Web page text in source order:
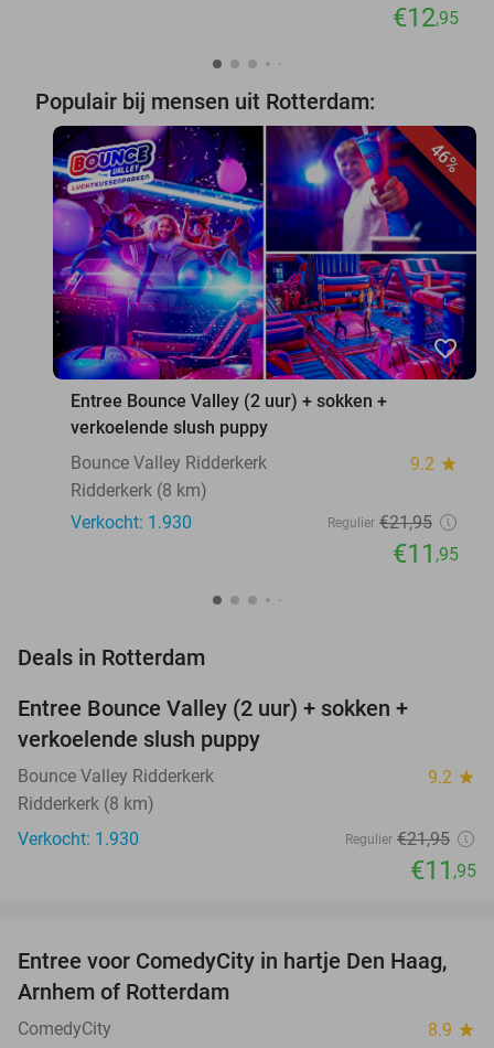
€12,95
Populair bij mensen uit Rotterdam:
46%
favorite_border
Entree Bounce Valley (2 uur) + sokken +
verkoelende slush puppy
Bounce Valley Ridderkerk
9.2 star
Ridderkerk (8 km)
Verkocht: 1.930
Regulier €21,95
€11 ,95
Deals in Rotterdam
Entree Bounce Valley (2 uur) + sokken +
verkoelende slush puppy
Bounce Valley Ridderkerk 9.2 star
Ridderkerk (8 km)
Verkocht: 1.930
Regulier €21,95
€11 ,95
36%
TODAY
Entree voor ComedyCity in hartje Den Haag,
Arnhem of Rotterdam
ComedyCity 8.9 star